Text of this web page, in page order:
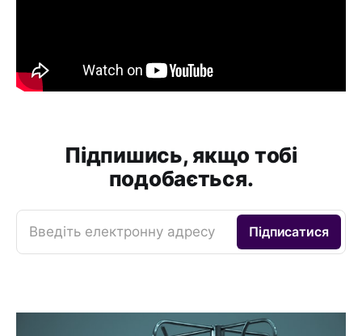
Підпишись, якщо тобі
подобається.
Введіть електронну адресу Підписатися